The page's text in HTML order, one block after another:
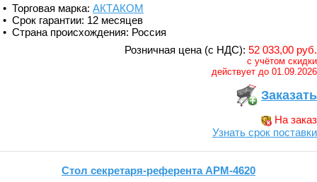
• Торговая марка: АКТАКОМ
• Срок гарантии: 12 месяцев
• Страна происхождения: Россия
Розничная цена (с НДС): 52 033,00 руб.
с учётом скидки
действует до 01.09.2026
Заказать
На заказ
Узнать срок поставки
Стол секретаря-референта АРМ-4620